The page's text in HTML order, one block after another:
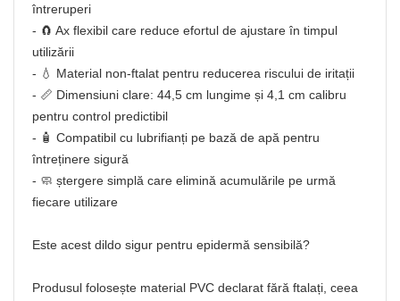
întreruperi
- 🧲 Ax flexibil care reduce efortul de ajustare în timpul
utilizării
- 💧 Material non-ftalat pentru reducerea riscului de iritații
- 📏 Dimensiuni clare: 44,5 cm lungime și 4,1 cm calibru
pentru control predictibil
- 🧴 Compatibil cu lubrifianți pe bază de apă pentru
întreținere sigură
- 🧼 ștergere simplă care elimină acumulările pe urmă
fiecare utilizare
Este acest dildo sigur pentru epidermă sensibilă?
Produsul folosește material PVC declarat fără ftalați, ceea